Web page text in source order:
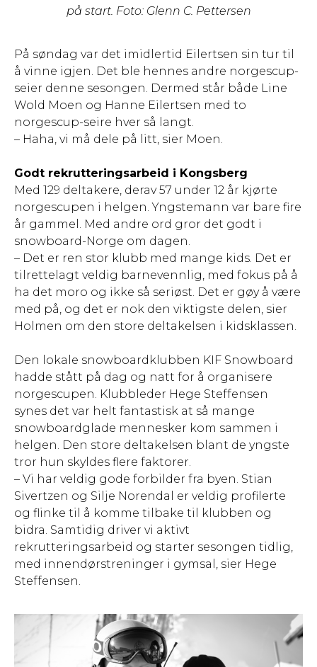
på start. Foto: Glenn C. Pettersen
På søndag var det imidlertid Eilertsen sin tur til
å vinne igjen. Det ble hennes andre norgescup-
seier denne sesongen. Dermed står både Line
Wold Moen og Hanne Eilertsen med to
norgescup-seire hver så langt.
– Haha, vi må dele på litt, sier Moen.
Godt rekrutteringsarbeid i Kongsberg
Med 129 deltakere, derav 57 under 12 år kjørte
norgescupen i helgen. Yngstemann var bare fire
år gammel. Med andre ord gror det godt i
snowboard-Norge om dagen.
– Det er ren stor klubb med mange kids. Det er
tilrettelagt veldig barnevennlig, med fokus på å
ha det moro og ikke så seriøst. Det er gøy å være
med på, og det er nok den viktigste delen, sier
Holmen om den store deltakelsen i kidsklassen.
Den lokale snowboardklubben KIF Snowboard
hadde stått på dag og natt for å organisere
norgescupen. Klubbleder Hege Steffensen
synes det var helt fantastisk at så mange
snowboardglade mennesker kom sammen i
helgen. Den store deltakelsen blant de yngste
tror hun skyldes flere faktorer.
– Vi har veldig gode forbilder fra byen. Stian
Sivertzen og Silje Norendal er veldig profilerte
og flinke til å komme tilbake til klubben og
bidra. Samtidig driver vi aktivt
rekrutteringsarbeid og starter sesongen tidlig,
med innendørstreninger i gymsal, sier Hege
Steffensen.